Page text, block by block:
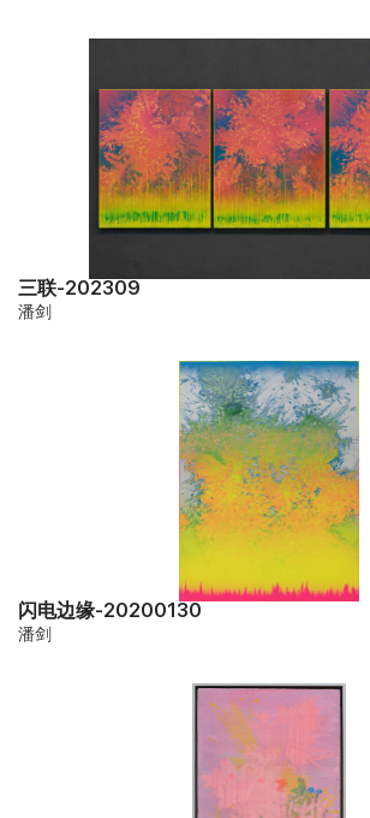
三联-202309
潘剑
闪电边缘-20200130
潘剑